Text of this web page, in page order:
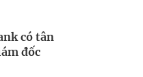
có tân
đốc